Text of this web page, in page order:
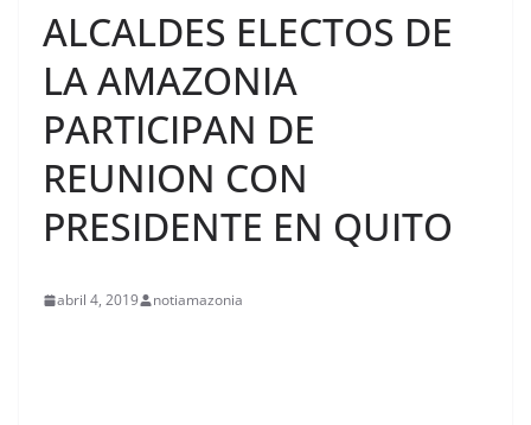
ALCALDES ELECTOS DE
LA AMAZONIA
PARTICIPAN DE
REUNION CON
PRESIDENTE EN QUITO
abril 4, 2019 notiamazonia